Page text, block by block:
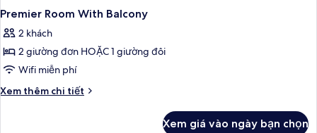
Premier Room With Balcony
2 khách
2 giường đơn HOẶC 1 giường đôi
Wifi miễn phí
Xem thêm chi tiết
Chi
Xem giá vào ngày bạn chọn